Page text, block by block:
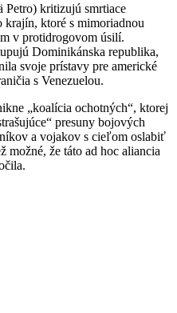
kritizujú smrtiace
krajín, ktoré s mimoriadnou
v protidrogovom úsilí.
Dominikánska republika,
svoje prístavy pre americké
s Venezuelou.
„koalícia ochotných“, ktorej
presuny bojových
a vojakov s cieľom oslabiť
možné, že táto ad hoc aliancia